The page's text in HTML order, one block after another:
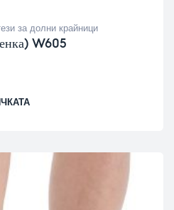
за долни крайници
W605